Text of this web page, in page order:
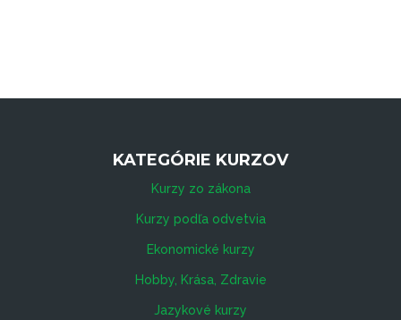
KATEGÓRIE KURZOV
Kurzy zo zákona
Kurzy podľa odvetvia
Ekonomické kurzy
Hobby, Krása, Zdravie
Jazykové kurzy